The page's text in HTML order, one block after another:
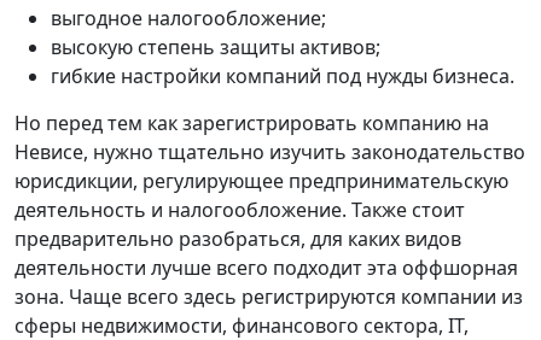
выгодное налогообложение;
высокую степень защиты активов;
гибкие настройки компаний под нужды бизнеса.
Но перед тем как зарегистрировать компанию на
Невисе, нужно тщательно изучить законодательство
юрисдикции, регулирующее предпринимательскую
деятельность и налогообложение. Также стоит
предварительно разобраться, для каких видов
деятельности лучше всего подходит эта оффшорная
зона. Чаще всего здесь регистрируются компании из
сферы недвижимости, финансового сектора, IT,